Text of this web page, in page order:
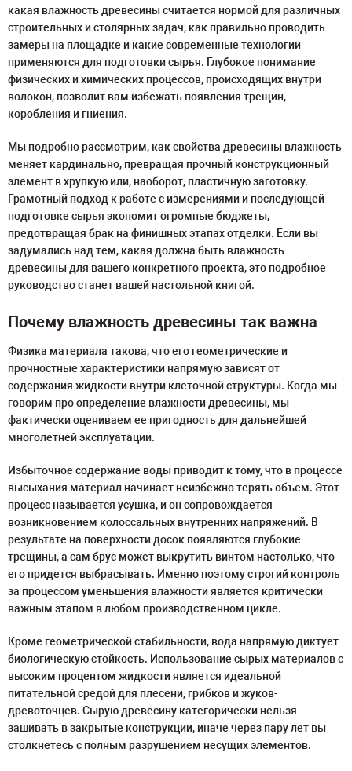
какая влажность древесины считается нормой для различных
строительных и столярных задач, как правильно проводить
замеры на площадке и какие современные технологии
применяются для подготовки сырья. Глубокое понимание
физических и химических процессов, происходящих внутри
волокон, позволит вам избежать появления трещин,
коробления и гниения.
Мы подробно рассмотрим, как свойства древесины влажность
меняет кардинально, превращая прочный конструкционный
элемент в хрупкую или, наоборот, пластичную заготовку.
Грамотный подход к работе с измерениями и последующей
подготовке сырья экономит огромные бюджеты,
предотвращая брак на финишных этапах отделки. Если вы
задумались над тем, какая должна быть влажность
древесины для вашего конкретного проекта, это подробное
руководство станет вашей настольной книгой.
Почему влажность древесины так важна
Физика материала такова, что его геометрические и
прочностные характеристики напрямую зависят от
содержания жидкости внутри клеточной структуры. Когда мы
говорим про определение влажности древесины, мы
фактически оцениваем ее пригодность для дальнейшей
многолетней эксплуатации.
Избыточное содержание воды приводит к тому, что в процессе
высыхания материал начинает неизбежно терять объем. Этот
процесс называется усушка, и он сопровождается
возникновением колоссальных внутренних напряжений. В
результате на поверхности досок появляются глубокие
трещины, а сам брус может выкрутить винтом настолько, что
его придется выбрасывать. Именно поэтому строгий контроль
за процессом уменьшения влажности является критически
важным этапом в любом производственном цикле.
Кроме геометрической стабильности, вода напрямую диктует
биологическую стойкость. Использование сырых материалов с
высоким процентом жидкости является идеальной
питательной средой для плесени, грибков и жуков-
древоточцев. Сырую древесину категорически нельзя
зашивать в закрытые конструкции, иначе через пару лет вы
столкнетесь с полным разрушением несущих элементов.